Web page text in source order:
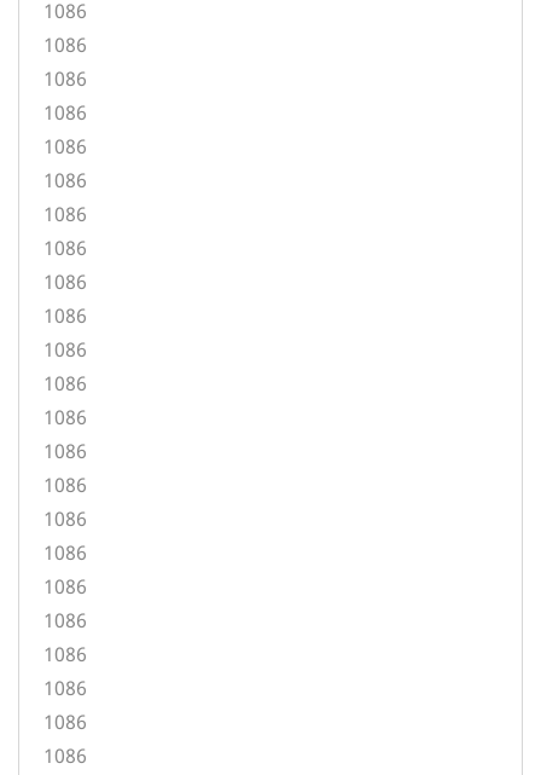
1086
1086
1086
1086
1086
1086
1086
1086
1086
1086
1086
1086
1086
1086
1086
1086
1086
1086
1086
1086
1086
1086
1086